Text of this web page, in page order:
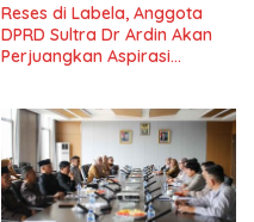
Reses di Labela, Anggota
DPRD Sultra Dr Ardin Akan
Perjuangkan Aspirasi